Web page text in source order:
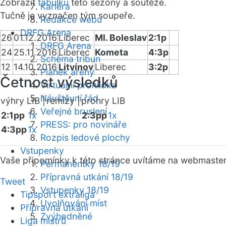
Kariéra
Redakce webu
DRFG Arena
DRFG Arena
Schéma tribun
Plánek areny
Virtuální prohlídka
Návštěvní řád
Veřejné bruslení
PRESS: pro novináře
Rozpis ledové plochy
Vstupenky
Permanentky 18/19
Přípravná utkání 18/19
Vstupenky 18/19
Uvolňování míst
Zvýhodněné
Zobrazit tabulku této sezóny a soutěže.
Tučně je vyznačen tým soupeře.
2601.12.2016Liberec Ml. Boleslav2:1p
2425.11.2016 Liberec Kometa
4:3p
12 14.10.2016 LitvínovLiberec 3:2p
Četnost výsledků
výhry LIB |remízy | prohry LIB
2:1pp 1x
4:3pp1x
2:3pp1x
Vaše připomínky k této stránce uvítáme na webmaster
Tweet
Tipsport extraliga
Přípravná utkání
Liga mistrů